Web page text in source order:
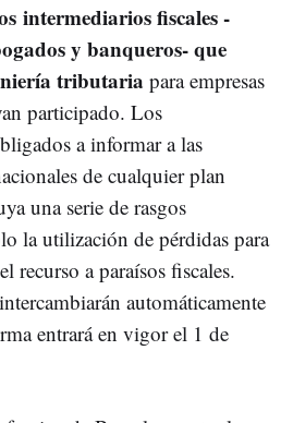
intermediarios fiscales -
y banqueros- que
tributaria para empresas
participado. Los
a informar a las
de cualquier plan
una serie de rasgos
la utilización de pérdidas para
recurso a paraísos fiscales.
automáticamente
entrará en vigor el 1 de